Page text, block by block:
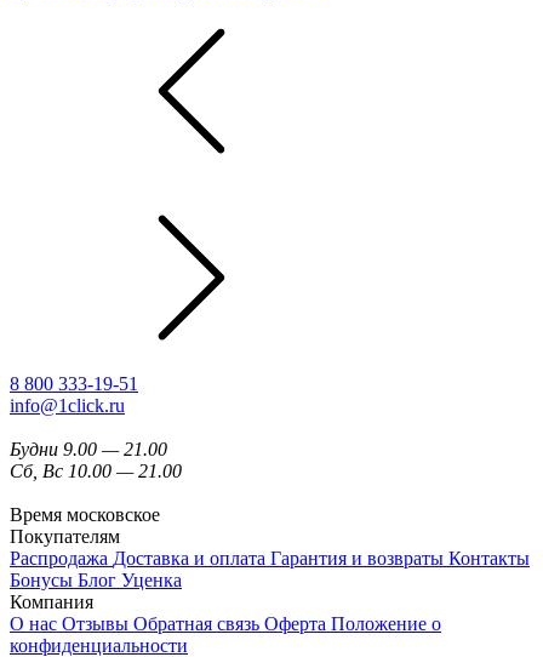
8 800 333-19-51
info@1click.ru
Будни 9.00 — 21.00
Сб, Вс 10.00 — 21.00
Время московское
Покупателям
Распродажа Доставка и оплата Гарантия и возвраты Контакты
Бонусы Блог Уценка
Компания
О нас Отзывы Обратная связь Оферта Положение о
конфиденциальности